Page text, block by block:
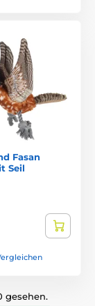
Fasan
Seil
gesehen.